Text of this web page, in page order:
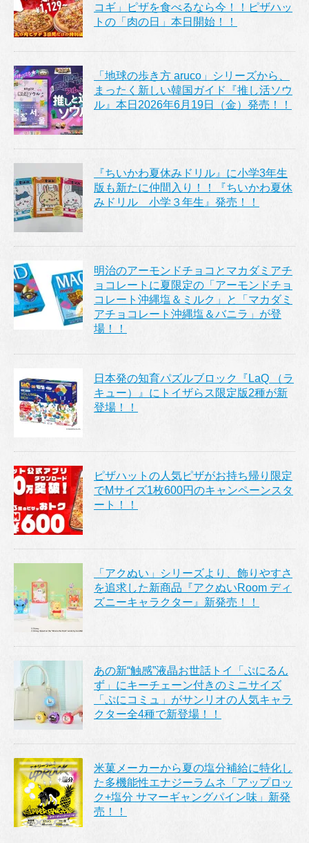
コギ」ピザを食べるなら今！！ピザハッ
トの「肉の日」本日開始！！
「地球の歩き方 aruco」シリーズから、
まったく新しい韓国ガイド『推し活ソウ
ル』本日2026年6月19日（金）発売！！
『ちいかわ夏休みドリル』に小学3年生
版も新たに仲間入り！！『ちいかわ夏休
みドリル 小学３年生』発売！！
明治のアーモンドチョコとマカダミアチ
ョコレートに夏限定の「アーモンドチョ
コレート沖縄塩＆ミルク」と「マカダミ
アチョコレート沖縄塩＆バニラ」が登
場！！
日本発の知育パズルブロック『LaQ （ラ
キュー）』にトイザらス限定版2種が新
登場！！
ピザハットの人気ピザがお持ち帰り限定
でMサイズ1枚600円のキャンペーンスタ
ート！！
「アクぬい」シリーズより、飾りやすさ
を追求した新商品『アクぬいRoom ディ
ズニーキャラクター』新発売！！
あの新“触感”液晶お世話トイ「ぷにるん
ず」にキーチェーン付きのミニサイズ
「ぷにコミュ」がサンリオの人気キャラ
クター全4種で新登場！！
米菓メーカーから夏の塩分補給に特化し
た多機能性エナジーラムネ「アップロッ
ク+塩分 サマーギャングパイン味」新発
売！！